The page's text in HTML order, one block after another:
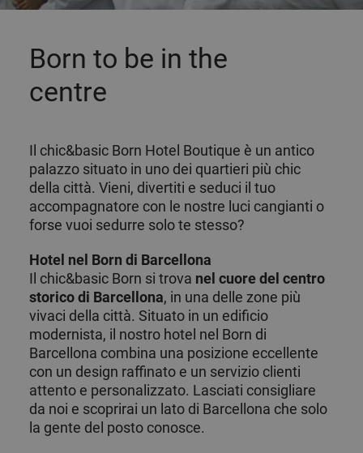
Born to be in the
centre
Il chic&basic Born Hotel Boutique è un antico
palazzo situato in uno dei quartieri più chic
della città. Vieni, divertiti e seduci il tuo
accompagnatore con le nostre luci cangianti o
forse vuoi sedurre solo te stesso?
Hotel nel Born di Barcellona
Il chic&basic Born si trova nel cuore del centro
storico di Barcellona, in una delle zone più
vivaci della città. Situato in un edificio
modernista, il nostro hotel nel Born di
Barcellona combina una posizione eccellente
con un design raffinato e un servizio clienti
attento e personalizzato. Lasciati consigliare
da noi e scoprirai un lato di Barcellona che solo
la gente del posto conosce.